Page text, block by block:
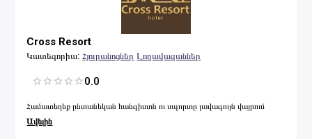
Cross Resort
Կատեգորիա: Հյուրանոցներ Լողավազաններ
0.0
Համատեղեք ընտանեկան հանգիստն ու սպորտը լավագույն վայրում
Ավելին